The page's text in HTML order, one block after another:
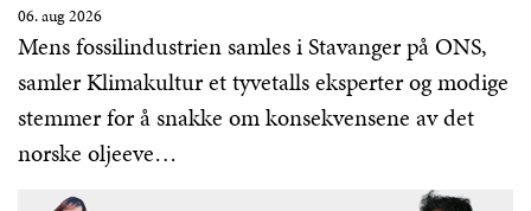
06. aug 2026
Mens fossilindustrien samles i Stavanger på ONS,
samler Klimakultur et tyvetalls eksperter og modige
stemmer for å snakke om konsekvensene av det
norske oljeeve…